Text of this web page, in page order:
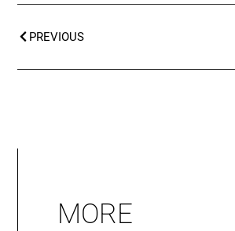
PREVIOUS
MORE